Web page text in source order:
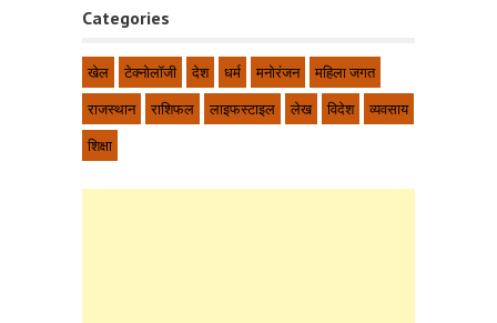
Categories
खेल टेक्नोलॉजी देश धर्म मनोरंजन
महिला जगत
राजस्थान
राशिफल लाइफस्टाइल लेख विदेश
व्यवसाय
शिक्षा